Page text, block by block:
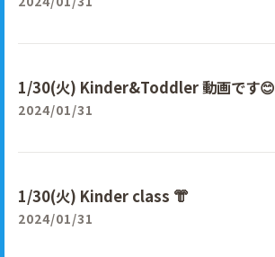
1/30(火) Kinder&Toddler 動画です😊
2024/01/31
1/30(火) Kinder class 👘
2024/01/31